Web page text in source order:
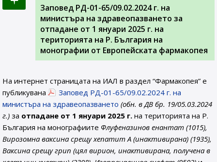
Заповед РД-01-65/09.02.2024 г. на
министъра на здравеопазването за
отпадане от 1 януари 2025 г. на
територията на Р. България на
монографии от Европейската фармакопея
На интернет страницата на ИАЛ в раздел “Фармакопея” е
публикувана
Заповед РД-01-65/09.02.2024 г. на
министъра на здравеопазването (обн. в ДВ бр. 19/05.03.2024
г.) за отпадане от 1 януари 2025 г. на територията на Р.
България на монографиите Флуфеназинов енантат (1015),
Вирозомна ваксина срещу хепатит А (инактивирана) (1935),
Ваксина срещу грип (цял вирион, инактивирана, получена в